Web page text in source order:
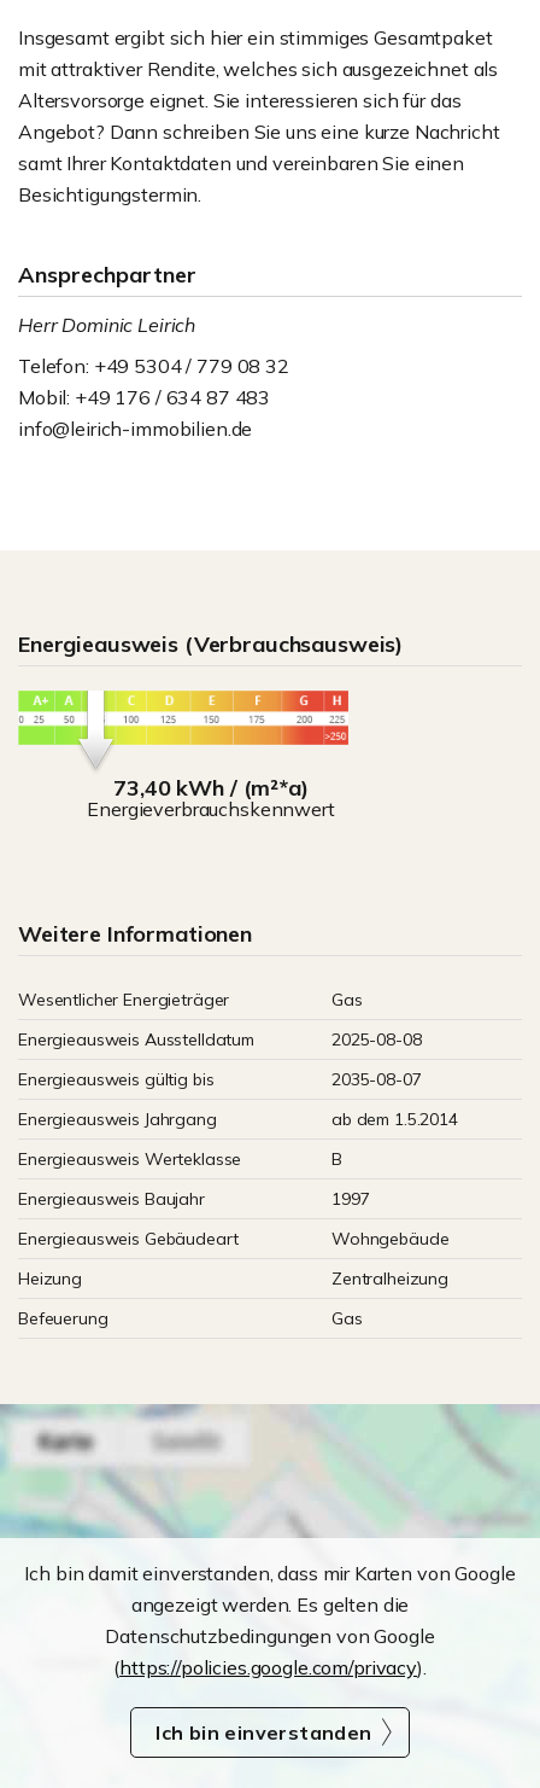
Insgesamt ergibt sich hier ein stimmiges Gesamtpaket
mit attraktiver Rendite, welches sich ausgezeichnet als
Altersvorsorge eignet. Sie interessieren sich für das
Angebot? Dann schreiben Sie uns eine kurze Nachricht
samt Ihrer Kontaktdaten und vereinbaren Sie einen
Besichtigungstermin.
Ansprechpartner
Herr Dominic Leirich
Telefon: +49 5304 / 779 08 32
Mobil: +49 176 / 634 87 483
info@leirich-immobilien.de
Energieausweis (Verbrauchsausweis)
73,40 kWh / (m²*a)
Energieverbrauchskennwert
Weitere Informationen
Wesentlicher Energieträger
Gas
Energieausweis Ausstelldatum
2025-08-08
Energieausweis gültig bis
2035-08-07
Energieausweis Jahrgang
ab dem 1.5.2014
Energieausweis Werteklasse
B
Energieausweis Baujahr
1997
Energieausweis Gebäudeart
Wohngebäude
Heizung
Zentralheizung
Befeuerung
Gas
Ich bin damit einverstanden, dass mir Karten von Google
angezeigt werden. Es gelten die
Datenschutzbedingungen von Google
(https://policies.google.com/privacy).
Ich bin einverstanden